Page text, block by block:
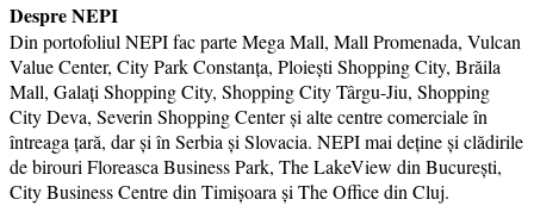
Despre NEPI
Din portofoliul NEPI fac parte Mega Mall, Mall Promenada, Vulcan
Value Center, City Park Constanţa, Ploiești Shopping City, Brăila
Mall, Galaţi Shopping City, Shopping City Târgu-Jiu, Shopping
City Deva, Severin Shopping Center şi alte centre comerciale în
întreaga ţară, dar şi în Serbia şi Slovacia. NEPI mai deţine şi clădirile
de birouri Floreasca Business Park, The LakeView din Bucureşti,
City Business Centre din Timişoara şi The Office din Cluj.